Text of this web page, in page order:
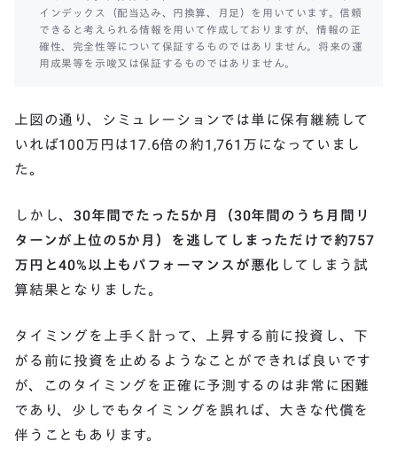
インデックス（配当込み、円換算、月足）を用いています。信頼
できると考えられる情報を用いて作成しておりますが、情報の正
確性、完全性等について保証するものではありません。将来の運
用成果等を示唆又は保証するものではありません。
上図の通り、シミュレーションでは単に保有継続して
いれば100万円は17.6倍の約1,761万になっていまし
た。
しかし、30年間でたった5か月（30年間のうち月間リ
ターンが上位の5か月）を逃してしまっただけで約757
万円と40%以上もパフォーマンスが悪化 してしまう試
算結果となりました。
タイミングを上手く計って、上昇する前に投資し、下
がる前に投資を止めるようなことができれば良いです
が、このタイミングを正確に予測するのは非常に困難
であり、少しでもタイミングを誤れば、大きな代償を
伴うこともあります。